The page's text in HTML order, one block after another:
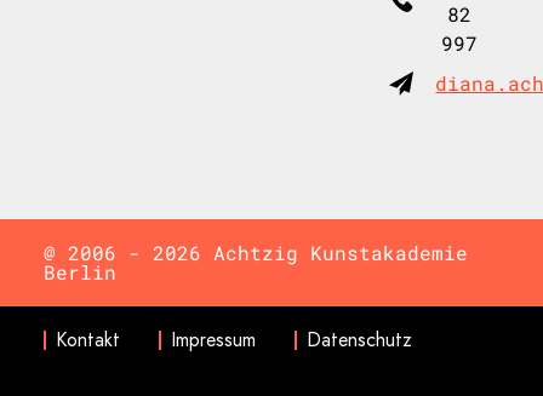
82
997
@ 2006 - 2026 Achtzig Kunstakademie
Berlin
Kontakt Impressum Datenschutz